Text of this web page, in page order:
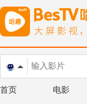
首页 电影